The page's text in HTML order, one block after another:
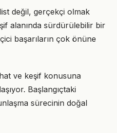
değil, gerçekçi olmak
alanında sürdürülebilir bir
başarıların çok önüne
ve keşif konusuna
Başlangıçtaki
sürecinin doğal